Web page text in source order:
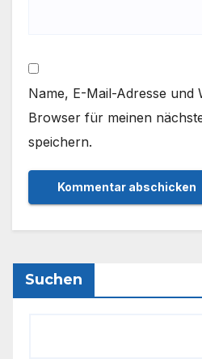
Name, E-Mail-Adresse und
Browser für meinen
speichern.
Suchen